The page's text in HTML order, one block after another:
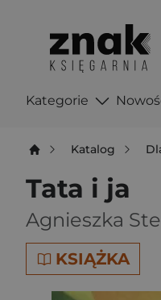
Kategorie
Katalog
Tata i ja
Agnieszka
KSIĄŻKA